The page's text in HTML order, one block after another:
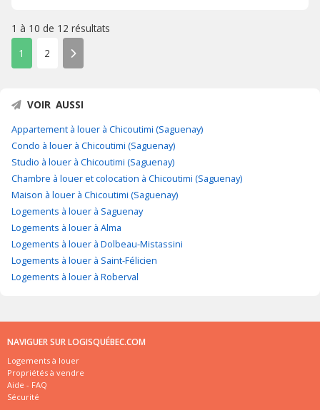
1 à 10 de 12 résultats
1
2
VOIR AUSSI
Appartement à louer à Chicoutimi (Saguenay)
Condo à louer à Chicoutimi (Saguenay)
Studio à louer à Chicoutimi (Saguenay)
Chambre à louer et colocation à Chicoutimi (Saguenay)
Maison à louer à Chicoutimi (Saguenay)
Logements à louer à Saguenay
Logements à louer à Alma
Logements à louer à Dolbeau-Mistassini
Logements à louer à Saint-Félicien
Logements à louer à Roberval
NAVIGUER SUR LOGISQUÉBEC.COM
Logements à louer
Propriétés à vendre
Aide - FAQ
Sécurité